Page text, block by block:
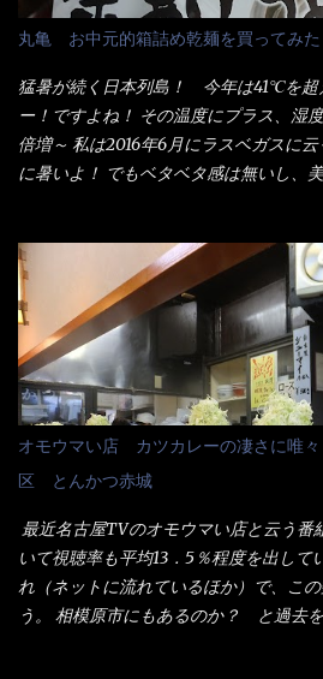
配慮でもある。 11:20 店内に入り・・
シで！』と注文したら、近場にいたオッ
た顔『湯なし？』（これだ全く理解して
の若い女性店員が『いい！いい！！』
た。 でサッサと、木桶を用意してうど
た。 な～るほど、この事か・・・ で今
＞サイズを食べられるか？である。 前
からね、得がどれくらいの満腹度になる
桶は、銭湯で使う洗い桶サイズだなぁ～
と湯が注がれていたら食べ進むうちに
う。 これなら茹で上がった直後のまま
いか！ 別皿で、葱と天かすを満タンに
れに湯が無い利点として、汁が薄まら
れ！！ 湯があると、うどんと共に汁の
う。つまりラーメンの麺にスープが絡む
ずに汁も薄らむこともなく・・最後の
しました。 腹イッパイだけど、得サイ
たし満足達成度100％ 苦しいと云う事
は入りそうだね。 と云う事で、今回＜
試したら、確...
丸亀 お中元的箱詰め乾麺を買ってみた
猛暑が続く日本列島！ 今年は41℃を超
ー！ですよね！ その温度にプラス、
倍増～ 私は2016年6月にラスベガスに
に暑いよ！ でもベタベタ感は無いし、
中元は、丁度お盆の夏場に日頃お世話に
拶＞としての贈り物の習慣です。 今で
るかと・・・小生もお中元やお歳暮など
パリ） まぁ～この慣習が残っているの
士（昇進目的）などの世界でしょう。
感じかな。 丸亀製麺と云えば、大阪誕
は？）へ広がった、讃岐饂飩チェーン
無いでしょう。 各店舗で、毎日饂飩を
方には店舗に寄って違う！と云う人も居
讃岐饂飩チェーン店と関係があるのか
ケージからすれば、間違いなく贈答用
用箱詰め饂飩・・・またもやメガドン
この様な状態です。 乾麺の束が6束／一
オモウマい店 カツカレーの凄さに唯
区 とんかつ赤城
最近名古屋TVのオモウマい店と云う番
いて視聴率も平均13．5％程度を出し
れ（ネットに流れているほか）で、こ
う。 相模原市にもあるのか？ と過去